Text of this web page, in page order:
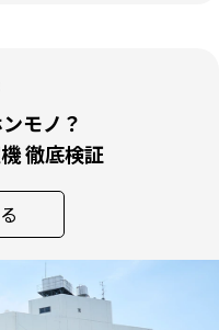
モノ？
徹底検証